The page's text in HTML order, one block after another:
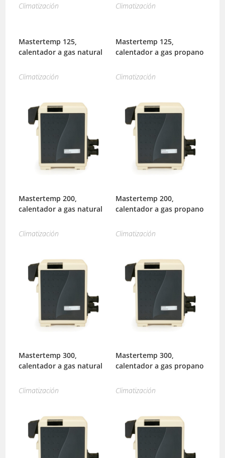
Climatización Climatización
Mastertemp 125,
calentador a gas natural
Climatización
Mastertemp 125,
calentador a gas propano
Climatización
Mastertemp 200,
calentador a gas natural
Climatización
Mastertemp 200,
calentador a gas propano
Climatización
Mastertemp 300,
calentador a gas natural
Climatización
Mastertemp 300,
calentador a gas propano
Climatización